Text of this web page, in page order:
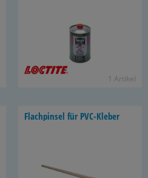
1 Ar­ti­kel
Flach­p­in­sel für PVC-​Kleber